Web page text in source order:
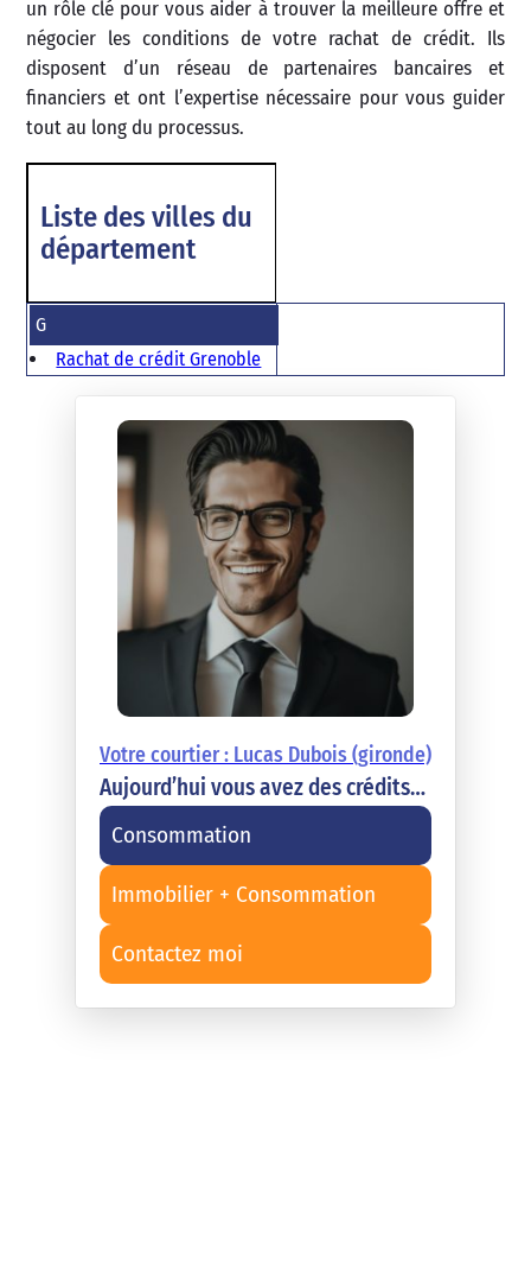
un rôle clé pour vous aider à trouver la meilleure offre et
négocier les conditions de votre rachat de crédit. Ils
disposent d’un réseau de partenaires bancaires et
financiers et ont l’expertise nécessaire pour vous guider
tout au long du processus.
Liste des villes du
département
G
Rachat de crédit Grenoble
Votre courtier : Lucas Dubois (gironde)
Aujourd’hui vous avez des crédits…
Consommation
Immobilier + Consommation
Contactez moi